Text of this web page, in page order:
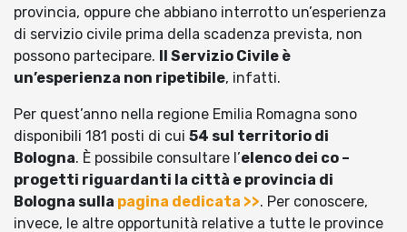
provincia, oppure che abbiano interrotto un’esperienza
di servizio civile prima della scadenza prevista, non
possono partecipare. Il Servizio Civile è
un’esperienza non ripetibile, infatti.
Per quest’anno nella regione Emilia Romagna sono
disponibili 181 posti di cui 54 sul territorio di
Bologna. È possibile consultare l’elenco dei co –
progetti riguardanti la città e provincia di
Bologna sulla pagina dedicata >>. Per conoscere,
invece, le altre opportunità relative a tutte le province